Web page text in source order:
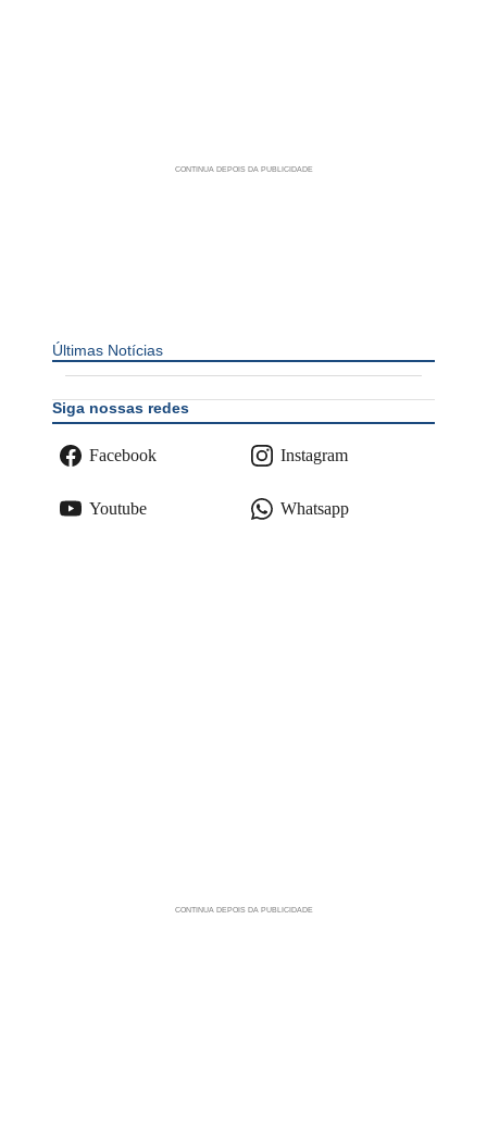
Últimas Notícias
Siga nossas redes
Facebook Instagram
Youtube Whatsapp